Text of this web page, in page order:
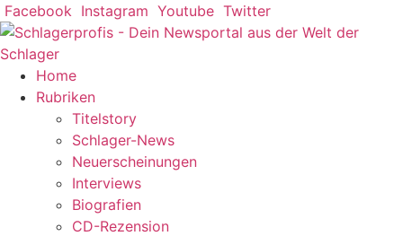
Zum
Inhalt
springen
Facebook Instagram Youtube Twitter
Home
Rubriken
Titelstory
Schlager-News
Neuerscheinungen
Interviews
Biografien
CD-Rezension